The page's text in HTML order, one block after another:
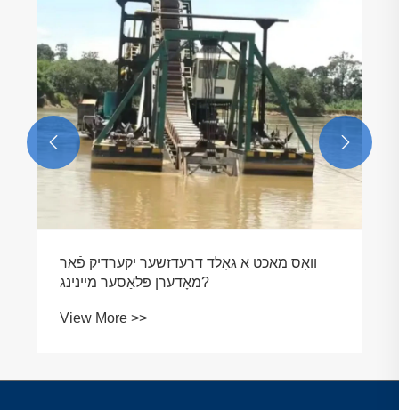
View More >>
 